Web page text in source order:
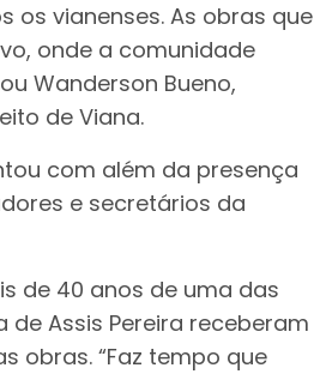
os vianenses. As obras que
onde a comunidade
Wanderson Bueno,
de Viana.
com além da presença
e secretários da
de 40 anos de uma das
Assis Pereira receberam
obras. “Faz tempo que